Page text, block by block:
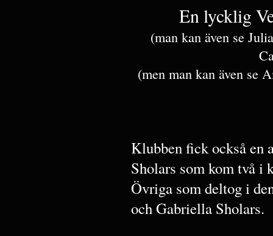
En lycklig
(man kan även se
(men man kan även se
Klubben fick också en
Sholars som kom två i
Övriga som deltog i
och Gabriella Sholars.